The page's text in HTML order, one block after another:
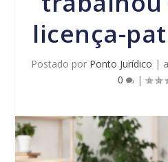
licença-
Postado por Ponto Jurídico |
0
|